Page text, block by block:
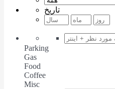
تاریخ
Parking
Gas
Food
Coffee
Misc